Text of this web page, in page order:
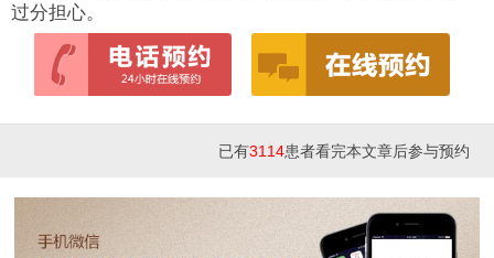
过分担心。
已有3114患者看完本文章后参与预约